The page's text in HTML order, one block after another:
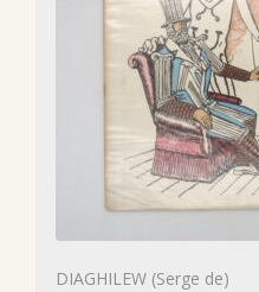
DIAGHILEW (Serge de)